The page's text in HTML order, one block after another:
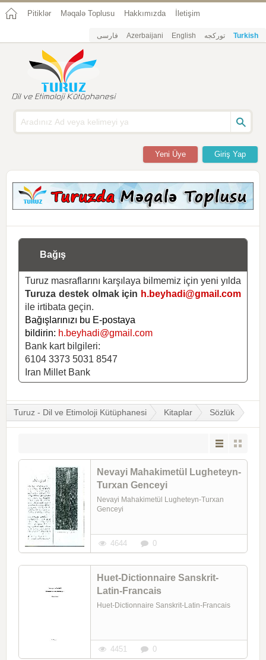
Pitiklər Məqalə Toplusu Hakkımızda İletişim
فارسی Azerbaijani English تورکجه Turkish
Giriş Yap
Yeni Üye
Bağış
Turuz masraflarını karşılaya bilmemiz için yeni yılda
Turuza destek olmak için h.beyhadi@gmail.com
ile irtibata geçin.
Bağışlarınızı bu E-postaya
bildirin: h.beyhadi@gmail.com
Bank kart bilgileri:
6104 3373 5031 8547
Iran Millet Bank
Turuz - Dil ve Etimoloji Kütüphanesi Kitaplar Sözlük
Nevayi Mahakimetül Lugheteyn-
Turxan Genceyi
Nevayi Mahakimetül Lugheteyn-Turxan
Genceyi
4644 0
Huet-Dictionnaire Sanskrit-
Latin-Francais
Huet-Dictionnaire Sanskrit-Latin-Francais
4451 0